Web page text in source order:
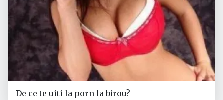
De ce te uiti la porn la birou?